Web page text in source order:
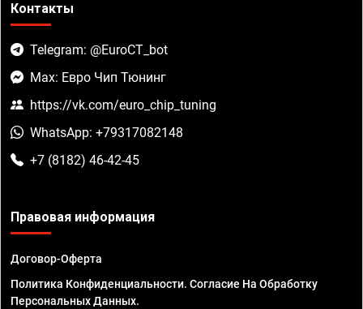
Контакты
Telegram: @EuroCT_bot
Max: Евро Чип Тюнинг
https://vk.com/euro_chip_tuning
WhatsApp: +79317082148
+7 (8182) 46-42-45
Правовая информация
Договор-Оферта
Политика Конфиденциальности. Согласие На Обработку
Персональных Данных.